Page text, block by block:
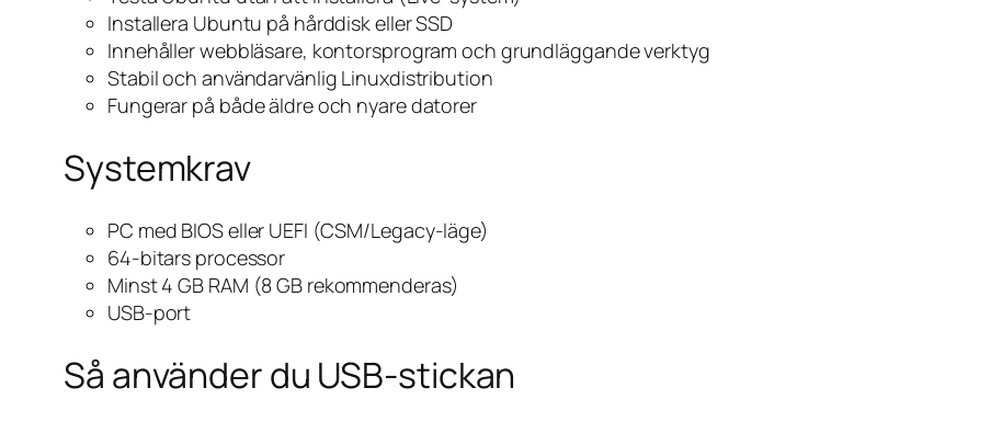
Installera Ubuntu på hårddisk eller SSD
Innehåller webbläsare, kontorsprogram och grundläggande verktyg
Stabil och användarvänlig Linuxdistribution
Fungerar på både äldre och nyare datorer
Systemkrav
PC med BIOS eller UEFI (CSM/Legacy-läge)
64-bitars processor
Minst 4 GB RAM (8 GB rekommenderas)
USB-port
Så använder du USB-stickan